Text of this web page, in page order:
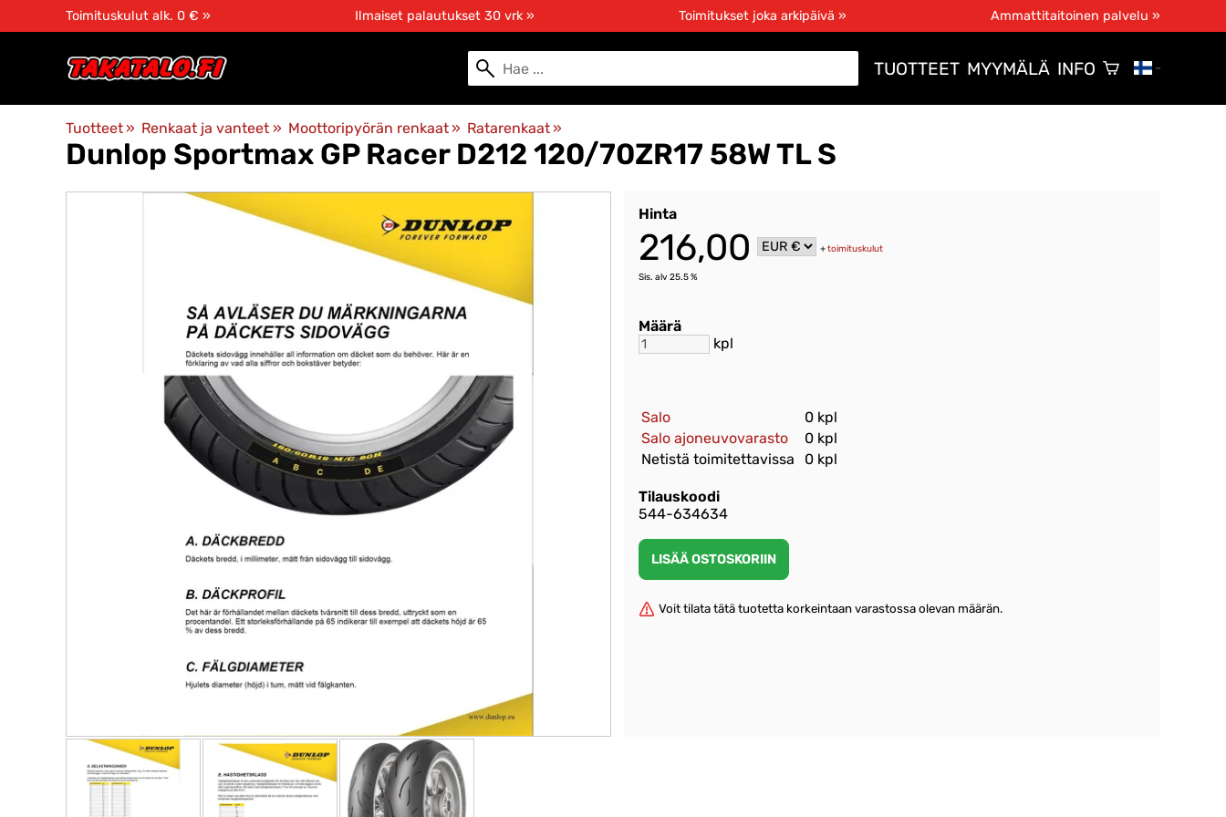
Toimituskulut alk. 0 € » Ilmaiset palautukset 30 vrk » Toimitukset joka arkipäivä » Ammattitaitoinen palvelu »
TUOTTEET MYYMÄLÄ INFO
Tuotteet ‪» Renkaat ja vanteet ‪» Moottoripyörän renkaat ‪» Ratarenkaat ‪»
Dunlop Sportmax GP Racer D212 120/70ZR17 58W TL S
Hinta
216,00 +toimituskulut
Sis. alv 25.5 %
Määrä
kpl
Salo
0 kpl
Salo ajoneuvovarasto
0 kpl
Netistä toimitettavissa
0 kpl
Tilauskoodi
544-634634
Voit tilata tätä tuotetta korkeintaan varastossa olevan määrän.